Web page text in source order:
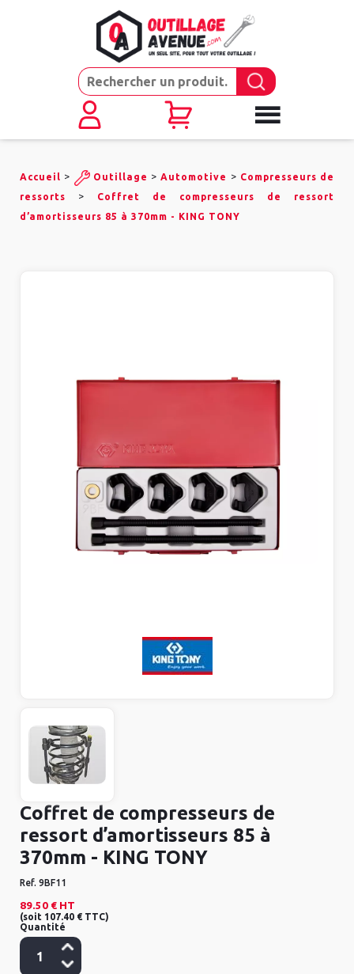
Accueil > Outillage >Automotive > Compresseurs de
ressorts
>
Coffret de compresseurs de ressort
d’amortisseurs 85 à 370mm - KING TONY
Coffret de compresseurs de
ressort d’amortisseurs 85 à
370mm - KING TONY
Ref. 9BF11
89.50 € HT
(soit 107.40 € TTC)
Quantité